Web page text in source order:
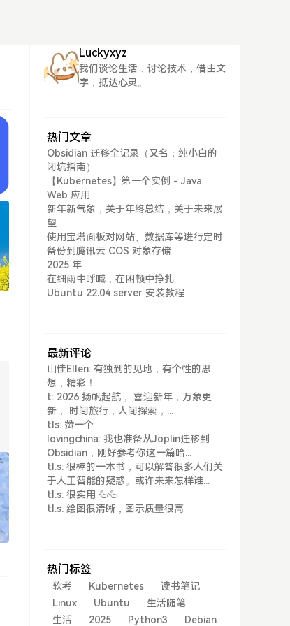
Luckyxyz
我们谈论生活，讨论技术，借由文
字，抵达心灵。
热门文章
Obsidian 迁移全记录（又名：纯小白的
闭坑指南）
【Kubernetes】第一个实例 - Java
Web 应用
新年新气象，关于年终总结，关于未来展
望
使用宝塔面板对网站、数据库等进行定时
备份到腾讯云 COS 对象存储
2025 年
在细雨中呼喊，在困顿中挣扎
Ubuntu 22.04 server 安装教程
最新评论
山佳Ellen: 有独到的见地，有个性的思
想，精彩！
t: 2026 扬帆起航， 喜迎新年，万象更
新， 时间旅行，人间探索，...
tls: 赞一个
lovingchina: 我也准备从Joplin迁移到
Obsidian，刚好参考你这一篇哈...
tl.s: 很棒的一本书，可以解答很多人们关
于人工智能的疑惑。或许未来怎样谁...
tl.s: 很实用 🦆🦆
tl.s: 绘图很清晰，图示质量很高
热门标签
软考 Kubernetes
读书笔记
Linux
Ubuntu
生活随笔
生活
2025 Python3 Debian